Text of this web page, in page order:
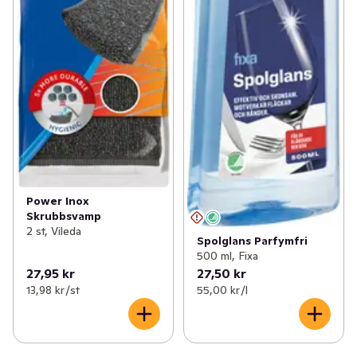
Power Inox
Skrubbsvamp
2 st, Vileda
27,95 kr
13,98 kr /st
Spolglans Parfymfri
500 ml, Fixa
27,50 kr
55,00 kr /l